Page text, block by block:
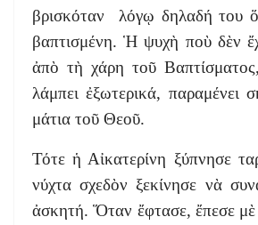
βρισκόταν λόγῳ δηλαδή του
βαπτισμένη. Ἡ ψυχὴ ποὺ δὲν
ἀπὸ τὴ χάρη τοῦ
λάμπει ἐξωτερικά, παραμένει
μάτια τοῦ Θεοῦ.
Τότε ἡ Αἰκατερίνη ξύπνησε
νύχτα σχεδὸν ξεκίνησε νὰ
ἀσκητή. Ὅταν ἔφτασε, ἔπεσε